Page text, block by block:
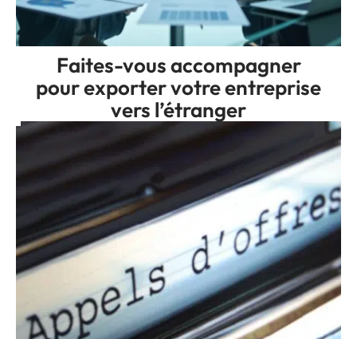
Faites-vous accompagner
pour exporter votre entreprise
vers l’étranger